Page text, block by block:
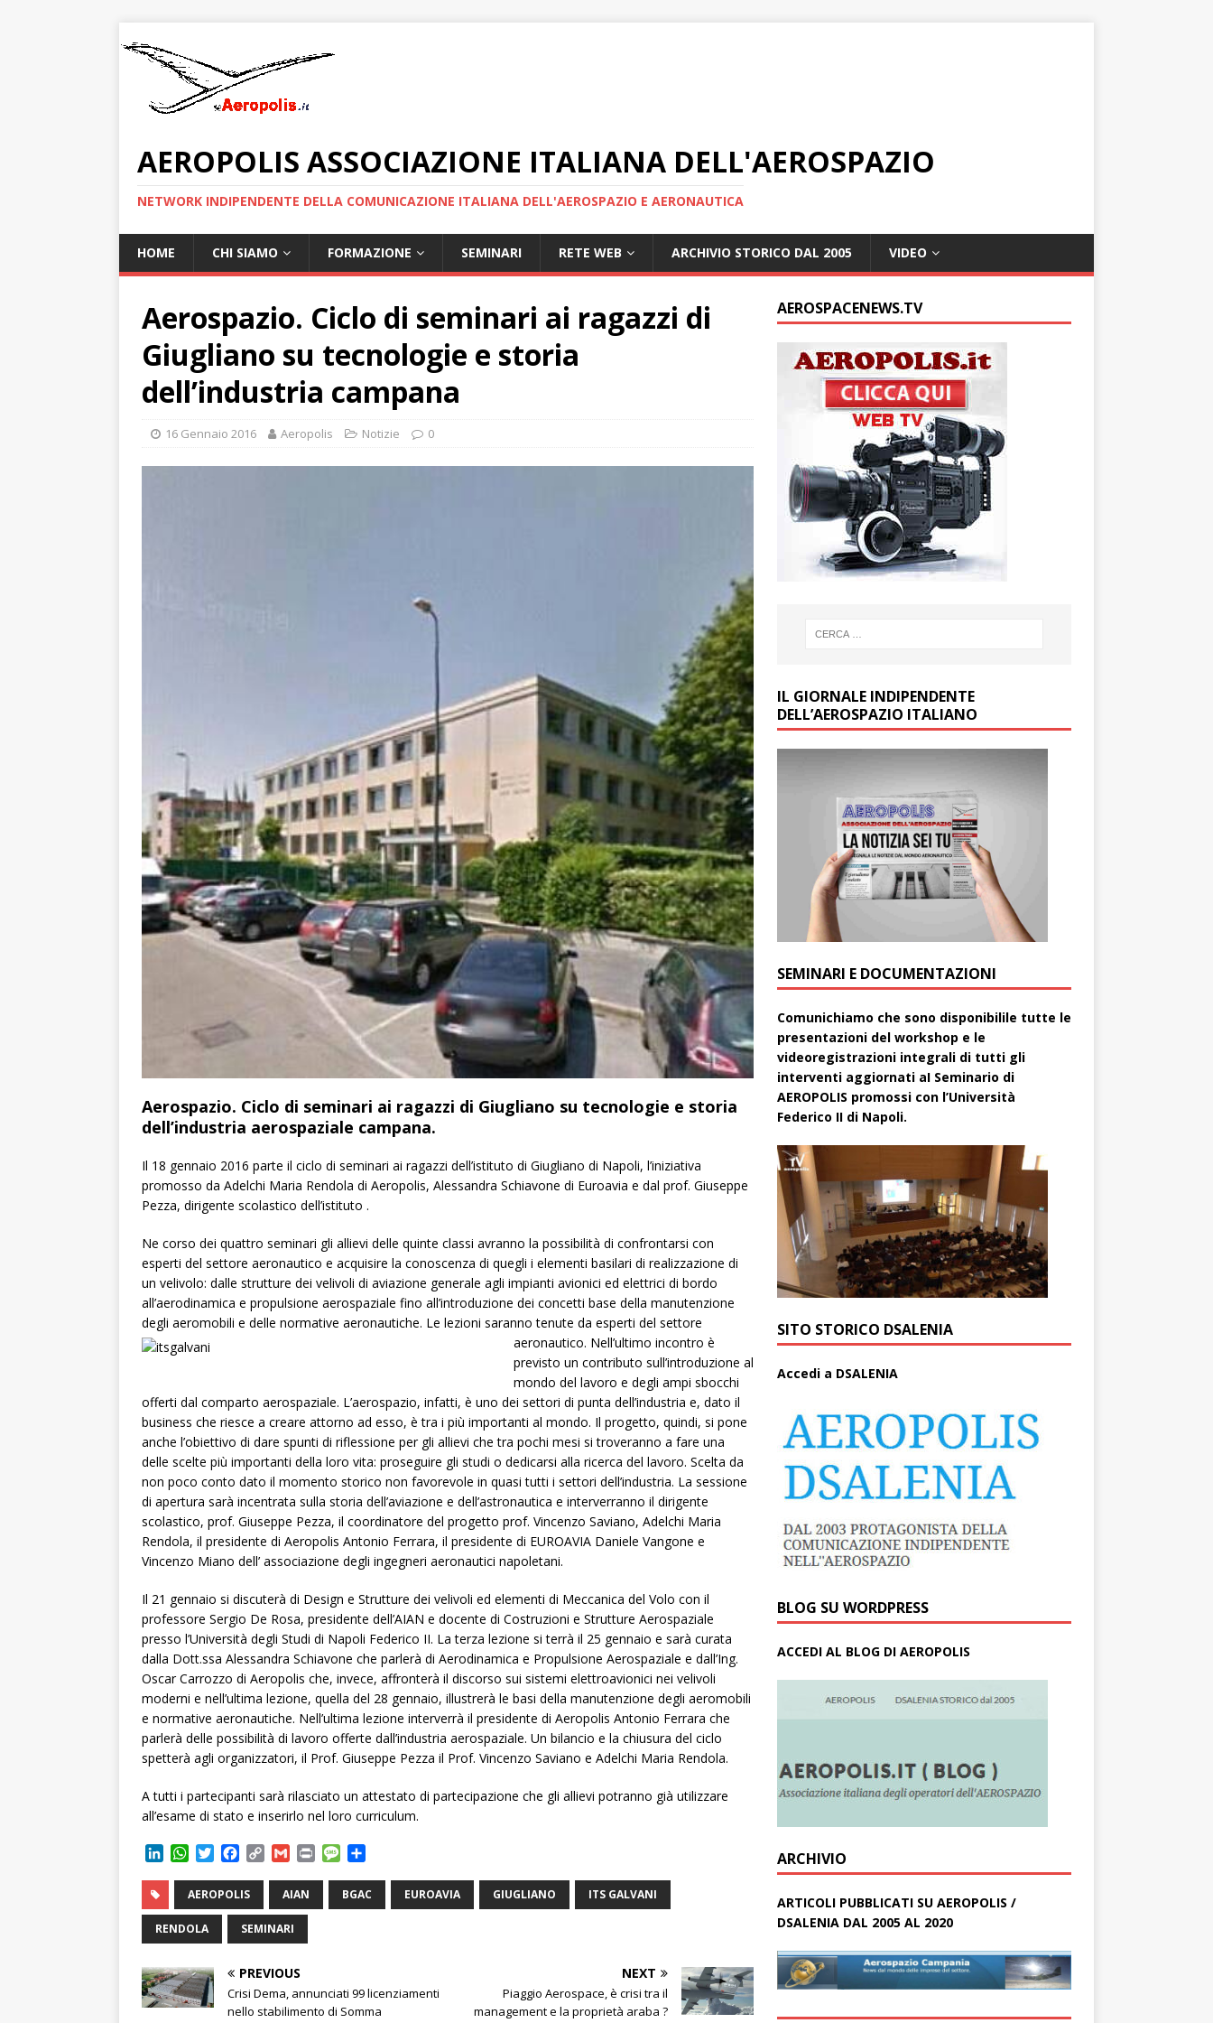
AEROPOLIS ASSOCIAZIONE ITALIANA DELL'AEROSPAZIO
NETWORK INDIPENDENTE DELLA COMUNICAZIONE ITALIANA DELL'AEROSPAZIO E AERONAUTICA
HOME CHI SIAMO FORMAZIONE SEMINARI RETE WEB ARCHIVIO STORICO DAL 2005 VIDEO
Aerospazio. Ciclo di seminari ai ragazzi di
Giugliano su tecnologie e storia
dell’industria campana
16 Gennaio 2016 Aeropolis Notizie 0
Aerospazio. Ciclo di seminari ai ragazzi di Giugliano su tecnologie e storia
dell’industria aerospaziale campana.
Il 18 gennaio 2016 parte il ciclo di seminari ai ragazzi dell’istituto di Giugliano di Napoli, l’iniziativa
promosso da Adelchi Maria Rendola di Aeropolis, Alessandra Schiavone di Euroavia e dal prof. Giuseppe
Pezza, dirigente scolastico dell’istituto .
Ne corso dei quattro seminari gli allievi delle quinte classi avranno la possibilità di confrontarsi con
esperti del settore aeronautico e acquisire la conoscenza di quegli i elementi basilari di realizzazione di
un velivolo: dalle strutture dei velivoli di aviazione generale agli impianti avionici ed elettrici di bordo
all’aerodinamica e propulsione aerospaziale fino all’introduzione dei concetti base della manutenzione
degli aeromobili e delle normative aeronautiche. Le lezioni saranno tenute da esperti del settore
aeronautico. Nell’ultimo incontro è
previsto un contributo sull’introduzione al
mondo del lavoro e degli ampi sbocchi
offerti dal comparto aerospaziale. L’aerospazio, infatti, è uno dei settori di punta dell’industria e, dato il
business che riesce a creare attorno ad esso, è tra i più importanti al mondo. Il progetto, quindi, si pone
anche l’obiettivo di dare spunti di riflessione per gli allievi che tra pochi mesi si troveranno a fare una
delle scelte più importanti della loro vita: proseguire gli studi o dedicarsi alla ricerca del lavoro. Scelta da
non poco conto dato il momento storico non favorevole in quasi tutti i settori dell’industria. La sessione
di apertura sarà incentrata sulla storia dell’aviazione e dell’astronautica e interverranno il dirigente
scolastico, prof. Giuseppe Pezza, il coordinatore del progetto prof. Vincenzo Saviano, Adelchi Maria
Rendola, il presidente di Aeropolis Antonio Ferrara, il presidente di EUROAVIA Daniele Vangone e
Vincenzo Miano dell’ associazione degli ingegneri aeronautici napoletani.
Il 21 gennaio si discuterà di Design e Strutture dei velivoli ed elementi di Meccanica del Volo con il
professore Sergio De Rosa, presidente dell’AIAN e docente di Costruzioni e Strutture Aerospaziale
presso l’Università degli Studi di Napoli Federico II. La terza lezione si terrà il 25 gennaio e sarà curata
dalla Dott.ssa Alessandra Schiavone che parlerà di Aerodinamica e Propulsione Aerospaziale e dall’Ing.
Oscar Carrozzo di Aeropolis che, invece, affronterà il discorso sui sistemi elettroavionici nei velivoli
moderni e nell’ultima lezione, quella del 28 gennaio, illustrerà le basi della manutenzione degli aeromobili
e normative aeronautiche. Nell’ultima lezione interverrà il presidente di Aeropolis Antonio Ferrara che
parlerà delle possibilità di lavoro offerte dall’industria aerospaziale. Un bilancio e la chiusura del ciclo
spetterà agli organizzatori, il Prof. Giuseppe Pezza il Prof. Vincenzo Saviano e Adelchi Maria Rendola.
A tutti i partecipanti sarà rilasciato un attestato di partecipazione che gli allievi potranno già utilizzare
all’esame di stato e inserirlo nel loro curriculum.
k
e
d
n
W
a
t
s
A
p
T
i
t
e
c
e
b
o
k
y
L
i
k
G
a
i
l
n
M
s
s
n
d
i
AEROPOLIS AIAN BGAC EUROAVIA GIUGLIANO ITS GALVANI
RENDOLA SEMINARI
PREVIOUS
Crisi Dema, annunciati 99 licenziamenti
nello stabilimento di Somma
NEXT
Piaggio Aerospace, è crisi tra il
management e la proprietà araba ?
AEROSPACENEWS.TV
IL GIORNALE INDIPENDENTE
DELL’AEROSPAZIO ITALIANO
SEMINARI E DOCUMENTAZIONI
Comunichiamo che sono disponibilile tutte le
presentazioni del workshop e le
videoregistrazioni integrali di tutti gli
interventi aggiornati aI Seminario di
AEROPOLIS promossi con l’Università
Federico II di Napoli.
SITO STORICO DSALENIA
Accedi a DSALENIA
BLOG SU WORDPRESS
ACCEDI AL BLOG DI AEROPOLIS
ARCHIVIO
ARTICOLI PUBBLICATI SU AEROPOLIS /
DSALENIA DAL 2005 AL 2020